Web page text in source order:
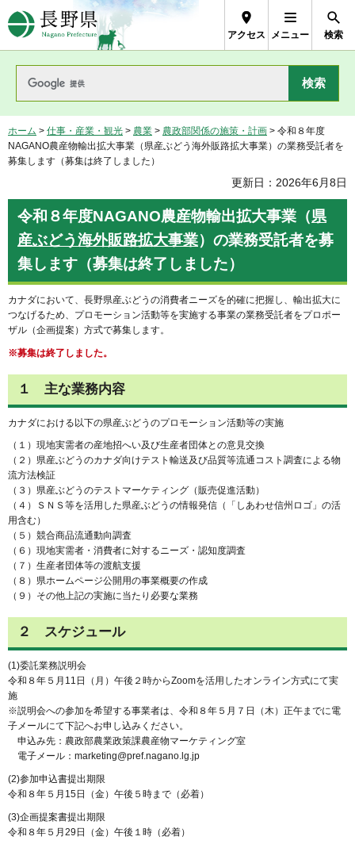
長野県Nagano Prefecture
アクセス メニュー 検索
ホーム > 仕事・産業・観光 > 農業 > 農政部関係の施策・計画 > 令和８年度
NAGANO農産物輸出拡大事業（県産ぶどう海外販路拡大事業）の業務受託者を
募集します（募集は終了しました）
更新日：2026年6月8日
令和８年度NAGANO農産物輸出拡大事業（県
産ぶどう海外販路拡大事業） の業務受託者を募
集します（募集は終了しました）
カナダにおいて、長野県産ぶどうの消費者ニーズを的確に把握し、輸出拡大に
つなげるため、プロモーション活動等を実施する事業の業務受託者をプロポー
ザル（企画提案）方式で募集します。
※募集は終了しました。
１ 主な業務内容
カナダにおける以下の県産ぶどうのプロモーション活動等の実施
（１）現地実需者の産地招へい及び生産者団体との意見交換
（２）県産ぶどうのカナダ向けテスト輸送及び品質等流通コスト調査による物
流方法検証
（３）県産ぶどうのテストマーケティング（販売促進活動）
（４）ＳＮＳ等を活用した県産ぶどうの情報発信（「しあわせ信州ロゴ」の活
用含む）
（５）競合商品流通動向調査
（６）現地実需者・消費者に対するニーズ・認知度調査
（７）生産者団体等の渡航支援
（８）県ホームページ公開用の事業概要の作成
（９）その他上記の実施に当たり必要な業務
２ スケジュール
(1)委託業務説明会
令和８年５月11日（月）午後２時からZoomを活用したオンライン方式にて実
施
※説明会への参加を希望する事業者は、令和８年５月７日（木）正午までに電
子メールにて下記へお申し込みください。
申込み先：農政部農業政策課農産物マーケティング室
電子メール：marketing@pref.nagano.lg.jp
(2)参加申込書提出期限
令和８年５月15日（金）午後５時まで（必着）
(3)企画提案書提出期限
令和８年５月29日（金）午後１時（必着）